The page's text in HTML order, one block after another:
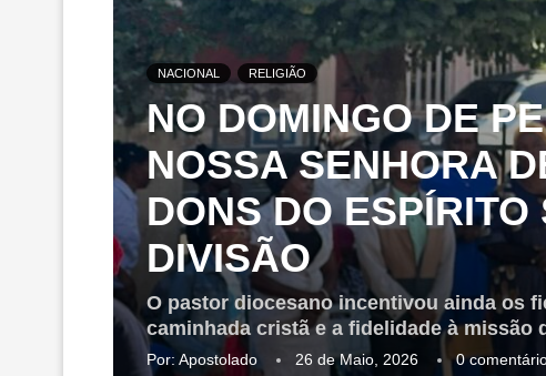
NACIONAL RELIGIÃO
NO DOMINGO DE
NOSSA SENHORA
DONS DO
DIVISÃO
O pastor diocesano incentivou ainda os
caminhada cristã e a fidelidade à missão
Por: Apostolado 26 de Maio, 2026 0